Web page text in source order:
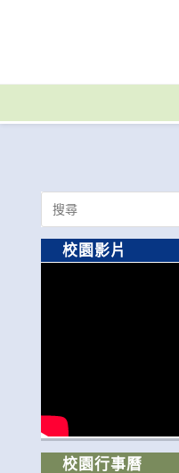
內
Search
for:
校園影片
校園行事曆